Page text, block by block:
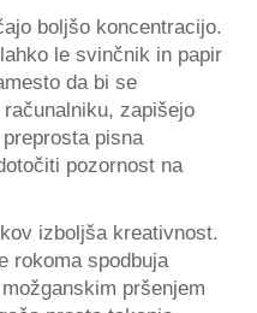
boljšo koncentracijo.
le svinčnik in papir
da bi se
zapišejo
pisna
pozornost na
izboljša kreativnost.
rokoma spodbuja
pršenjem